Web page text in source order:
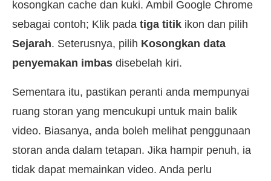
kosongkan cache dan kuki. Ambil Google Chrome
sebagai contoh; Klik pada tiga titik ikon dan pilih
Sejarah. Seterusnya, pilih Kosongkan data
penyemakan imbas disebelah kiri.
Sementara itu, pastikan peranti anda mempunyai
ruang storan yang mencukupi untuk main balik
video. Biasanya, anda boleh melihat penggunaan
storan anda dalam tetapan. Jika hampir penuh, ia
tidak dapat memainkan video. Anda perlu